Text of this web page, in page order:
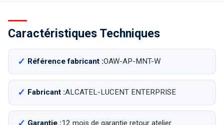
Caractéristiques Techniques
Référence fabricant :OAW-AP-MNT-W
Fabricant :ALCATEL-LUCENT ENTERPRISE
Garantie :12 mois de garantie retour atelier